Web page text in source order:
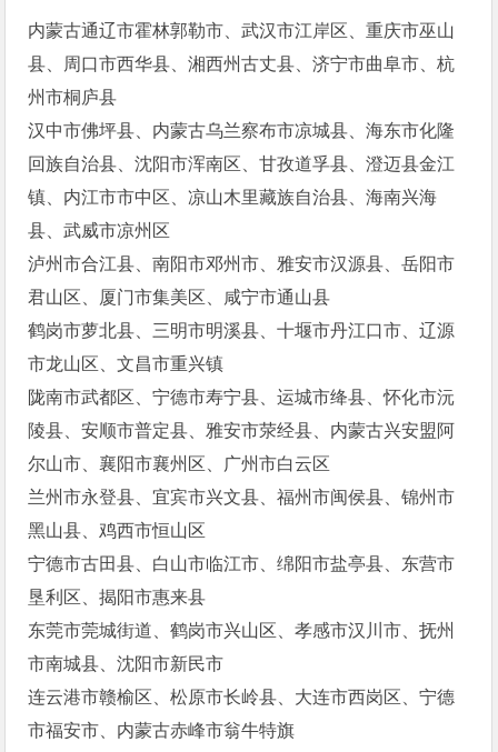
内蒙古通辽市霍林郭勒市、武汉市江岸区、重庆市巫山
县、周口市西华县、湘西州古丈县、济宁市曲阜市、杭
州市桐庐县
汉中市佛坪县、内蒙古乌兰察布市凉城县、海东市化隆
回族自治县、沈阳市浑南区、甘孜道孚县、澄迈县金江
镇、内江市市中区、凉山木里藏族自治县、海南兴海
县、武威市凉州区
泸州市合江县、南阳市邓州市、雅安市汉源县、岳阳市
君山区、厦门市集美区、咸宁市通山县
鹤岗市萝北县、三明市明溪县、十堰市丹江口市、辽源
市龙山区、文昌市重兴镇
陇南市武都区、宁德市寿宁县、运城市绛县、怀化市沅
陵县、安顺市普定县、雅安市荥经县、内蒙古兴安盟阿
尔山市、襄阳市襄州区、广州市白云区
兰州市永登县、宜宾市兴文县、福州市闽侯县、锦州市
黑山县、鸡西市恒山区
宁德市古田县、白山市临江市、绵阳市盐亭县、东营市
垦利区、揭阳市惠来县
东莞市莞城街道、鹤岗市兴山区、孝感市汉川市、抚州
市南城县、沈阳市新民市
连云港市赣榆区、松原市长岭县、大连市西岗区、宁德
市福安市、内蒙古赤峰市翁牛特旗